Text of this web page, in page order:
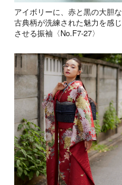
アイボリーに、赤と黒の大胆な
古典柄が洗練された魅力を感じ
させる振袖〈No.F7-27〉